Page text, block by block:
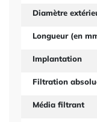
Diamètre
Longueur (en
Implantation
Filtration
Média filtrant